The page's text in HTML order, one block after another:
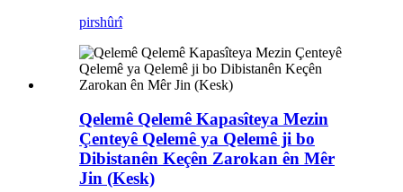
pirshûrî
Qelemê Qelemê Kapasîteya Mezin
Çenteyê Qelemê ya Qelemê ji bo
Dibistanên Keçên Zarokan ên Mêr
Jin (Kesk)